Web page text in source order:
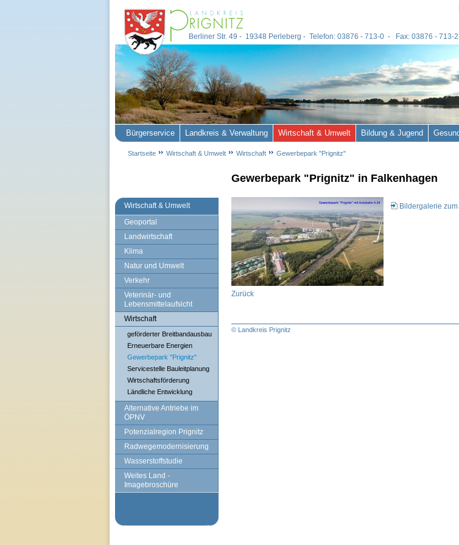
Wirtschaft & Umwelt
Geoportal
Landwirtschaft
Klima
Natur und Umwelt
Verkehr
Veterinär- und
Lebensmittelaufsicht
Wirtschaft
geförderter Breitbandausbau
Erneuerbare Energien
Gewerbepark "Prignitz"
Servicestelle Bauleitplanung
Wirtschaftsförderung
Ländliche Entwicklung
Alternative Antriebe im
ÖPNV
Potenzialregion Prignitz
Radwegemodernisierung
Wasserstoffstudie
Weites Land -
Imagebroschüre
Gewerbepark "Prignitz" in Falkenhagen
Bildergalerie
Zurück
© Landkreis Prignitz
Berliner Str. 49 - 19348 Perleberg - Telefon: 03876 - 713-0 - Fax: 03876 - 713-
Bürgerservice Landkreis & Verwaltung Wirtschaft & Umwelt Bildung & Jugend
Startseite Wirtschaft & Umwelt Wirtschaft Gewerbepark "Prignitz"